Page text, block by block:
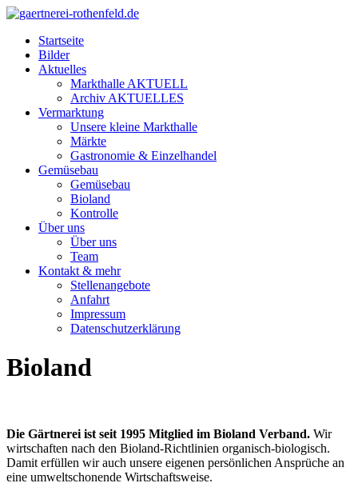
Startseite
Bilder
Aktuelles
Markthalle AKTUELL
Archiv AKTUELLES
Vermarktung
Unsere kleine Markthalle
Märkte
Gastronomie & Einzelhandel
Gemüsebau
Gemüsebau
Bioland
Kontrolle
Über uns
Über uns
Team
Kontakt & mehr
Stellenangebote
Anfahrt
Impressum
Datenschutzerklärung
Bioland
Die Gärtnerei ist seit 1995 Mitglied im Bioland Verband. Wir
wirtschaften nach den Bioland-Richtlinien organisch-biologisch.
Damit erfüllen wir auch unsere eigenen persönlichen Ansprüche an
eine umweltschonende Wirtschaftsweise.